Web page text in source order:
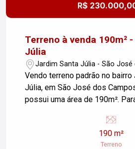
R$
Terreno à venda 190m²
Júlia
Jardim Santa Júlia - São José
Vendo terreno padrão no bairro
Júlia, em São José dos
possui uma área de 190m².
190 m²
Terreno